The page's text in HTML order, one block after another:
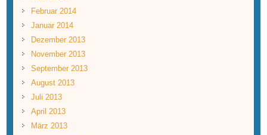
Februar 2014
Januar 2014
Dezember 2013
November 2013
September 2013
August 2013
Juli 2013
April 2013
März 2013